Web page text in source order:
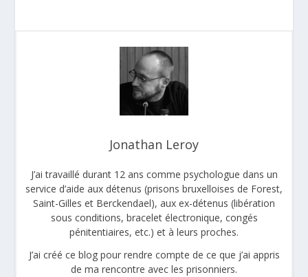
Jonathan Leroy
J’ai travaillé durant 12 ans comme psychologue dans un
service d’aide aux détenus (prisons bruxelloises de Forest,
Saint-Gilles et Berckendael), aux ex-détenus (libération
sous conditions, bracelet électronique, congés
pénitentiaires, etc.) et à leurs proches.
J’ai créé ce blog pour rendre compte de ce que j’ai appris
de ma rencontre avec les prisonniers.